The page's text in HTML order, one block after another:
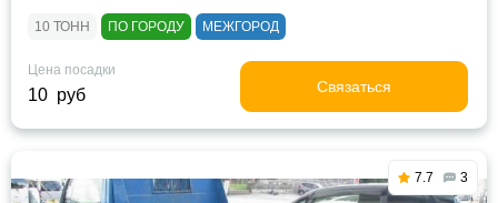
10 ТОНН ПО ГОРОДУ МЕЖГОРОД
Цена посадки
10 руб Связаться
7.7 3